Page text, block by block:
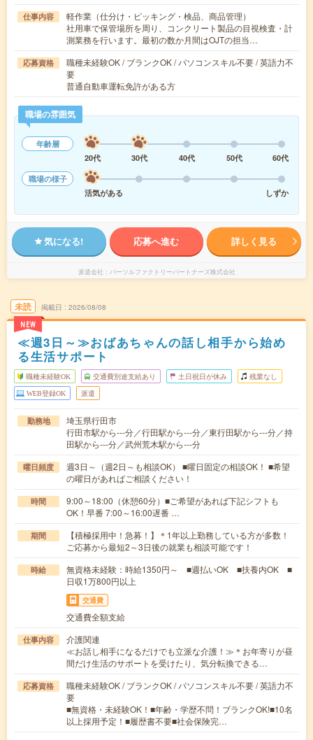
仕事内容
軽作業（仕分け・ピッキング・検品、商品管理）
社用車で保管場所を周り、コンクリート製品の目視検査・計
測業務を行います。最初の数か月間はOJTの担当…
応募資格
職種未経験OK / ブランクOK / パソコンスキル不要 / 英語力不
要
普通自動車運転免許がある方
職場の雰囲気
年齢層
20代
30代 40代 50代
60代
職場の様子
活気がある
しずか
気になる! 応募へ進む 詳しく見る
派遣会社 パーソルファクトリーパートナーズ株式会社
未読
NEW
掲載日 2026/08/08
≪週3日～≫おばあちゃんの話し相手から始め
る生活サポート
職種未経験OK 交通費別途支給あり 土日祝日が休み 残業なし
WEB登録OK 派遣
勤務地
埼玉県行田市
行田市駅から---分／行田駅から---分／東行田駅から---分／持
田駅から---分／武州荒木駅から---分
曜日頻度
週3日～（週2日～も相談OK） ■曜日固定の相談OK！ ■希望
の曜日があればご相談ください！
時間
9:00～18:00（休憩60分）■ご希望があれば下記シフトも
OK！早番 7:00～16:00遅番 …
期間
【積極採用中！急募！】＊1年以上勤務している方が多数！
ご応募から最短2～3日後の就業も相談可能です！
時給
無資格未経験：時給1350円～ ■週払いOK ■扶養内OK ■
日収1万800円以上
交通費
交通費全額支給
仕事内容
介護関連
≪お話し相手になるだけでも立派な介護！≫＊お年寄りが昼
間だけ生活のサポートを受けたり、気分転換できる…
応募資格
職種未経験OK / ブランクOK / パソコンスキル不要 / 英語力不
要
■無資格・未経験OK！■年齢・学歴不問！ブランクOK!■10名
以上採用予定！■履歴書不要■社会保険完…